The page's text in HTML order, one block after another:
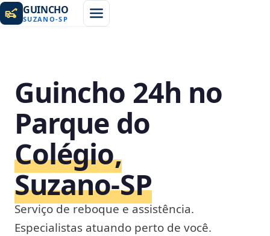
GUINCHO
SUZANO-SP
Guincho 24h no
Parque do
Colégio,
Suzano‑SP
Serviço de reboque e assistência.
Especialistas atuando perto de você.